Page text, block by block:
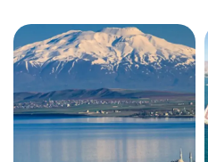
İSTANBUL ANADOLU YAKASI
ANKARA
İZMİR
ADANA